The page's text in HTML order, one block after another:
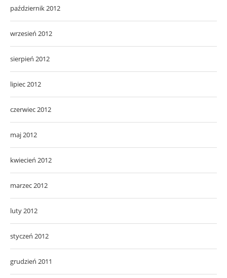
październik 2012
wrzesień 2012
sierpień 2012
lipiec 2012
czerwiec 2012
maj 2012
kwiecień 2012
marzec 2012
luty 2012
styczeń 2012
grudzień 2011